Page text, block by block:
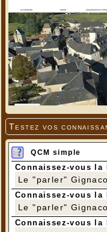
Testez vos
QCM simple
Connaissez-vous la
Le "parler"
Connaissez-vous la
Le "parler"
Connaissez-vous la